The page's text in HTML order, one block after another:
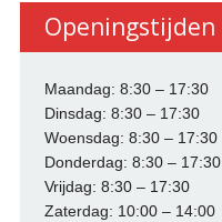
Openingstijden
Maandag: 8:30 – 17:30
Dinsdag: 8:30 – 17:30
Woensdag: 8:30 – 17:30
Donderdag: 8:30 – 17:30
Vrijdag: 8:30 – 17:30
Zaterdag: 10:00 – 14:00